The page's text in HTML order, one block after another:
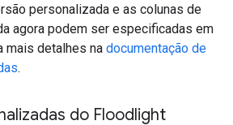
personalizada e as colunas de
agora podem ser especificadas em
mais detalhes na documentação de
.
do Floodlight